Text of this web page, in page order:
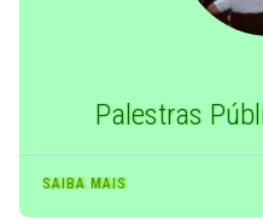
Palestras
SAIBA MAIS